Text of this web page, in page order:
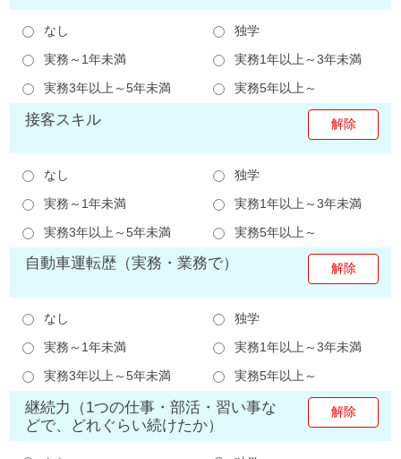
なし
独学
実務～1年未満
実務1年以上～3年未満
実務3年以上～5年未満
実務5年以上～
接客スキル
なし
独学
実務～1年未満
実務1年以上～3年未満
実務3年以上～5年未満
実務5年以上～
自動車運転歴（実務・業務で）
なし
独学
実務～1年未満
実務1年以上～3年未満
実務3年以上～5年未満
実務5年以上～
継続力（1つの仕事・部活・習い事な
どで、どれぐらい続けたか）